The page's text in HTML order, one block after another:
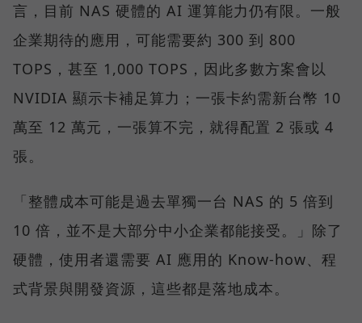
言，目前 NAS 硬體的 AI 運算能力仍有限。一般
企業期待的應用，可能需要約 300 到 800
TOPS，甚至 1,000 TOPS，因此多數方案會以
NVIDIA 顯示卡補足算力；一張卡約需新台幣 10
萬至 12 萬元，一張算不完，就得配置 2 張或 4
張。
「整體成本可能是過去單獨一台 NAS 的 5 倍到
10 倍，並不是大部分中小企業都能接受。」除了
硬體，使用者還需要 AI 應用的 Know-how、程
式背景與開發資源，這些都是落地成本。